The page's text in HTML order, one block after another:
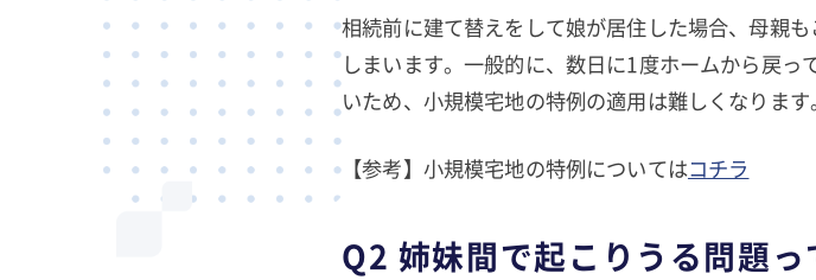
相続前に建て替えをして娘が居住した場合、母親
しまいます。一般的に、数日に1度ホームから戻
いため、小規模宅地の特例の適用は難しくなります。
【参考】小規模宅地の特例についてはコチラ
Q2 姉妹間で起こりうる問題っ